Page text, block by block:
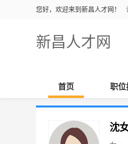
您好，欢迎来到新昌人才网！
新昌人才网
首页 职位
沈